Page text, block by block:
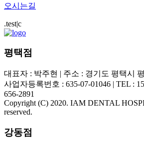
오시는길
.test|c
평택점
대표자 : 박주현 | 주소 : 경기도 평택시
사업자등록번호 : 635-07-01046 | TEL :
656-2891
Copyright (C) 2020. IAM DENTAL
reserved.
강동점